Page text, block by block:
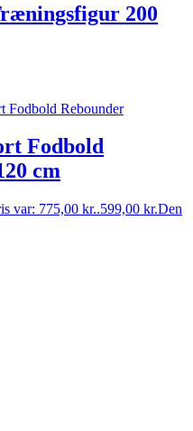
200
Fodbold
cm
var: 775,00 kr..599,00 kr.Den